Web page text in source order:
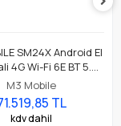
SM24X Android El
4G Wi-Fi 6E BT 5.3
128GB, CM60E 2D
Okuyucu
M3 Mobile
TL
kdv dahil